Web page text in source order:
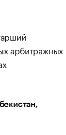
арбитражных